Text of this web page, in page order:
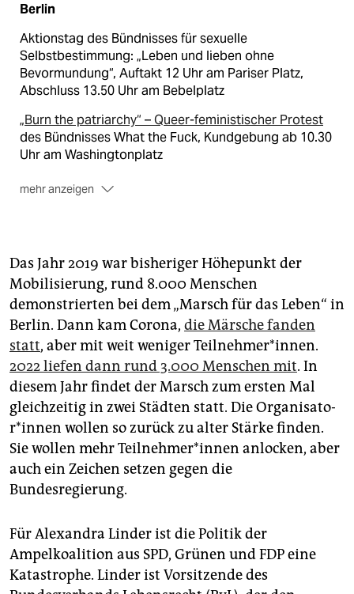
Berlin
Aktionstag des Bündnisses für sexuelle
Selbstbestimmung: „Leben und lieben ohne
Bevormundung“, Auftakt 12 Uhr am Pariser Platz,
Abschluss 13.50 Uhr am Bebelplatz
„Burn the patriarchy“ – Queer-feministischer Protest
des Bündnisses What the Fuck, Kundgebung ab 10.30
Uhr am Washingtonplatz
mehr anzeigen
Ideologie“, Bündnis Pro Choice Köln, 13 Uhr,
Heumarkt
Das Jahr 2019 war bisheriger Höhepunkt der
Mobilisierung, rund 8.000 Menschen
demonstrierten bei dem „Marsch für das Leben“ in
Berlin. Dann kam Corona, die Märsche fanden
statt, aber mit weit weniger Teilnehmer*innen.
2022 liefen dann rund 3.000 Menschen mit. In
diesem Jahr findet der Marsch zum ersten Mal
gleichzeitig in zwei Städten statt. Die Or­ga­ni­sa­to­
r*in­nen wollen so zurück zu alter Stärke finden.
Sie wollen mehr Teil­neh­me­r*in­nen anlocken, aber
auch ein Zeichen setzen gegen die
Bundesregierung.
Für Alexandra Linder ist die Politik der
Ampelkoalition aus SPD, Grünen und FDP eine
Katastrophe. Linder ist Vorsitzende des